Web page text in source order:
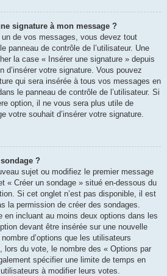
signature à mon message ?
un de vos messages, vous devez tout
panneau de contrôle de l’utilisateur. Une
la case « Insérer une signature » depuis
d’insérer votre signature. Vous pouvez
qui sera insérée à tous vos messages en
le panneau de contrôle de l’utilisateur. Si
option, il ne vous sera plus utile de
votre souhait d’insérer votre signature.
?
sujet ou modifiez le premier message
« Créer un sondage » situé en-dessous du
Si cet onglet n’est pas disponible, il est
la permission de créer des sondages.
en incluant au moins deux options dans les
devant être insérée sur une nouvelle
d’options que les utilisateurs
lors du vote, le nombre des « Options par
spécifier une limite de temps en
à modifier leurs votes.